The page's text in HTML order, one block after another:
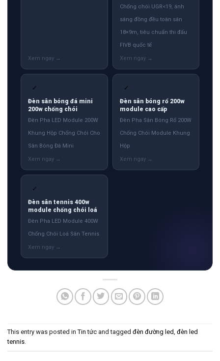
Chống chói UGR<19, ánh
sáng đồng đều toàn sân
18×9m, tiêu chuẩn thi đấu
FIVB quốc tế
✓
Đèn sân bóng đá mini
200w chống chói
Đèn Pha LED Module 200W
Khung Hộp Chống Chói Cho
Sân Bóng Đá Mini
✓
Đèn sân bóng rổ 200w
module cao cấp
Đèn Pha Sân Bóng Rổ 200W
Chống Chói Module Khung
Hộp
✓
Đèn sân tennis 400w
module chống chói loá
Đèn Pha LED Module 400W
Chống Chói Loá Sân Tennis
This entry was posted inTin tức and tagged đèn đường led, đèn led
tennis.